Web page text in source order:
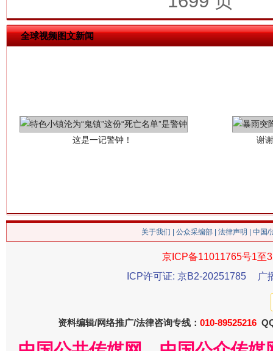
全球视频图文新闻
今
关于我们 公众采编部 法律声明 | 中国
京ICP备11011765号1至
ICP许可证: 京B2-20251785
广
资料编辑/网络推广/法律咨询专线： 010-89525216